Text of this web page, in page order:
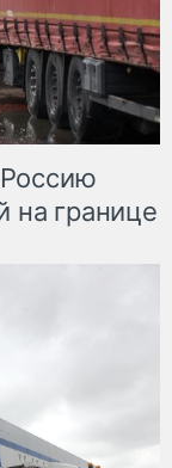
Россию
на границе